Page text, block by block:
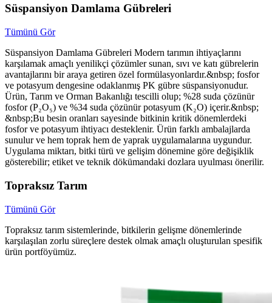
Süspansiyon Damlama Gübreleri
Tümünü Gör
Süspansiyon Damlama Gübreleri Modern tarımın ihtiyaçlarını
karşılamak amaçlı yenilikçi çözümler sunan, sıvı ve katı gübrelerin
avantajlarını bir araya getiren özel formülasyonlardır.&nbsp; fosfor
ve potasyum dengesine odaklanmış PK gübre süspansiyonudur.
Ürün, Tarım ve Orman Bakanlığı tescilli olup; %28 suda çözünür
fosfor (P₂O₅) ve %34 suda çözünür potasyum (K₂O) içerir.&nbsp;
&nbsp;Bu besin oranları sayesinde bitkinin kritik dönemlerdeki
fosfor ve potasyum ihtiyacı desteklenir. Ürün farklı ambalajlarda
sunulur ve hem toprak hem de yaprak uygulamalarına uygundur.
Uygulama miktarı, bitki türü ve gelişim dönemine göre değişiklik
gösterebilir; etiket ve teknik dökümandaki dozlara uyulması önerilir.
Topraksız Tarım
Tümünü Gör
Topraksız tarım sistemlerinde, bitkilerin gelişme dönemlerinde
karşılaşılan zorlu süreçlere destek olmak amaçlı oluşturulan spesifik
ürün portföyümüz.